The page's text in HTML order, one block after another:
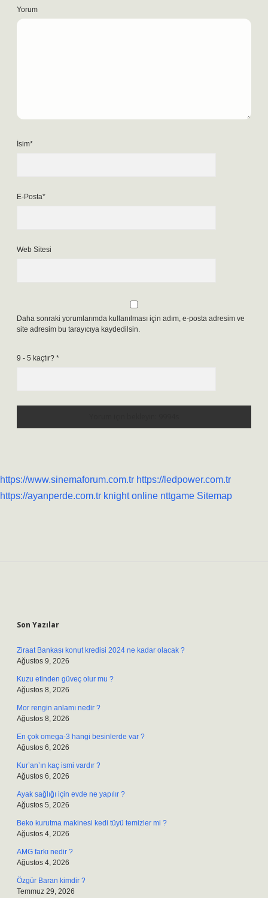
Yorum
İsim*
E-Posta*
Web Sitesi
Daha sonraki yorumlarımda kullanılması için adım, e-posta adresim ve
site adresim bu tarayıcıya kaydedilsin.
9 - 5 kaçtır? *
https://www.sinemaforum.com.tr https://ledpower.com.tr
https://ayanperde.com.tr knight online nttgame Sitemap
Son Yazılar
Ziraat Bankası konut kredisi 2024 ne kadar olacak ?
Ağustos 9, 2026
Kuzu etinden güveç olur mu ?
Ağustos 8, 2026
Mor rengin anlamı nedir ?
Ağustos 8, 2026
En çok omega-3 hangi besinlerde var ?
Ağustos 6, 2026
Kur’an’ın kaç ismi vardır ?
Ağustos 6, 2026
Ayak sağlığı için evde ne yapılır ?
Ağustos 5, 2026
Beko kurutma makinesi kedi tüyü temizler mi ?
Ağustos 4, 2026
AMG farkı nedir ?
Ağustos 4, 2026
Özgür Baran kimdir ?
Temmuz 29, 2026